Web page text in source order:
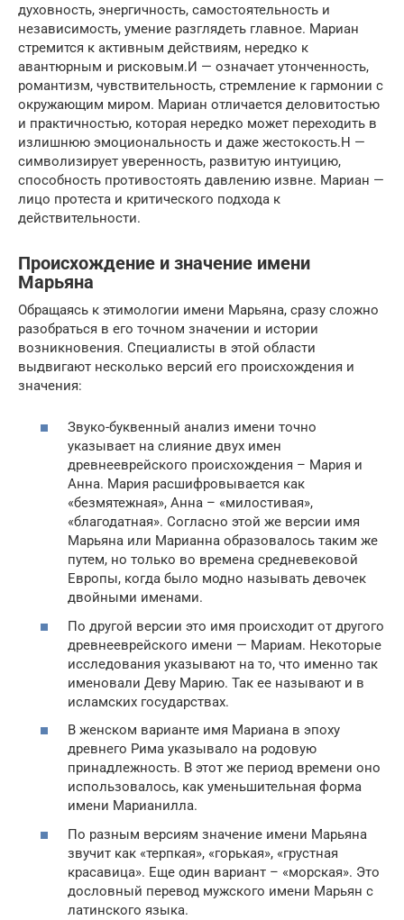
духовность, энергичность, самостоятельность и
независимость, умение разглядеть главное. Мариан
стремится к активным действиям, нередко к
авантюрным и рисковым.И — означает утонченность,
романтизм, чувствительность, стремление к гармонии с
окружающим миром. Мариан отличается деловитостью
и практичностью, которая нередко может переходить в
излишнюю эмоциональность и даже жестокость.Н —
символизирует уверенность, развитую интуицию,
способность противостоять давлению извне. Мариан —
лицо протеста и критического подхода к
действительности.
Происхождение и значение имени
Марьяна
Обращаясь к этимологии имени Марьяна, сразу сложно
разобраться в его точном значении и истории
возникновения. Специалисты в этой области
выдвигают несколько версий его происхождения и
значения:
Звуко-буквенный анализ имени точно
указывает на слияние двух имен
древнееврейского происхождения – Мария и
Анна. Мария расшифровывается как
«безмятежная», Анна – «милостивая»,
«благодатная». Согласно этой же версии имя
Марьяна или Марианна образовалось таким же
путем, но только во времена средневековой
Европы, когда было модно называть девочек
двойными именами.
По другой версии это имя происходит от другого
древнееврейского имени — Мариам. Некоторые
исследования указывают на то, что именно так
именовали Деву Марию. Так ее называют и в
исламских государствах.
В женском варианте имя Мариана в эпоху
древнего Рима указывало на родовую
принадлежность. В этот же период времени оно
использовалось, как уменьшительная форма
имени Марианилла.
По разным версиям значение имени Марьяна
звучит как «терпкая», «горькая», «грустная
красавица». Еще один вариант – «морская». Это
дословный перевод мужского имени Марьян с
латинского языка.